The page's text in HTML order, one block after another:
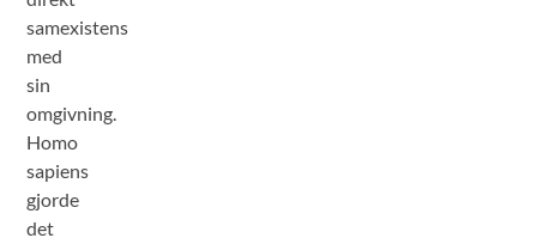
samexistens
med
sin
omgivning.
Homo
sapiens
gjorde
det